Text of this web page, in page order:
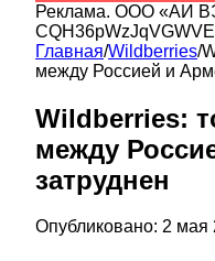
Реклама. ООО «АИ
Главная/Wildberries/
между Россией и
Wildberries:
между
затруднен
Опубликовано: 2 мая